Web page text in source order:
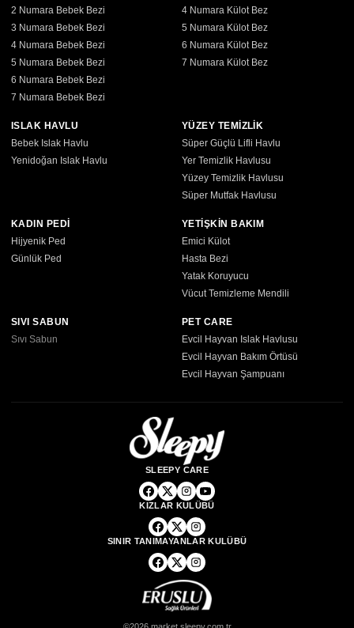
2 Numara Bebek Bezi
3 Numara Bebek Bezi
4 Numara Bebek Bezi
5 Numara Bebek Bezi
6 Numara Bebek Bezi
7 Numara Bebek Bezi
4 Numara Külot Bez
5 Numara Külot Bez
6 Numara Külot Bez
7 Numara Külot Bez
ISLAK HAVLU
Bebek Islak Havlu
Yenidoğan Islak Havlu
YÜZEY TEMİZLİK
Süper Güçlü Lifli Havlu
Yer Temizlik Havlusu
Yüzey Temizlik Havlusu
Süper Mutfak Havlusu
KADIN PEDİ
Hijyenik Ped
Günlük Ped
YETİŞKİN BAKIM
Emici Külot
Hasta Bezi
Yatak Koruyucu
Vücut Temizleme Mendili
SIVI SABUN
Sıvı Sabun
PET CARE
Evcil Hayvan Islak Havlusu
Evcil Hayvan Bakım Örtüsü
Evcil Hayvan Şampuanı
SLEEPY CARE
KIZLAR KULÜBÜ
SINIR TANIMAYANLAR KULÜBÜ
©2026 market.sleepy.com.tr